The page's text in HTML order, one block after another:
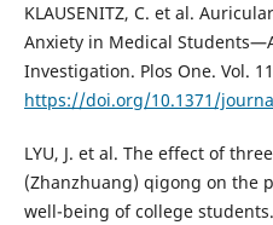
KLAUSENITZ, C. et al.
Anxiety in Medical
Investigation. Plos One. Vol.
https://doi.org/10.1371/
LYU, J. et al. The effect of
(Zhanzhuang) qigong on the
well-being of college